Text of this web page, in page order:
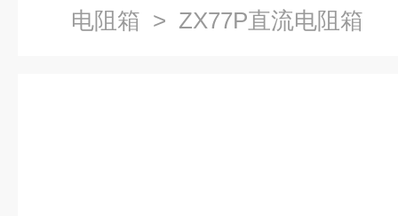
电阻箱 > ZX77P直流电阻箱